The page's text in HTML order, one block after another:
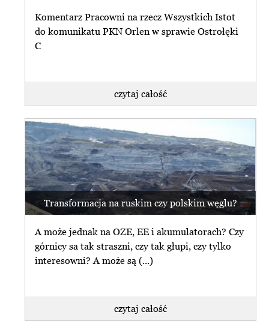
Komentarz Pracowni na rzecz Wszystkich Istot
do komunikatu PKN Orlen w sprawie Ostrołęki
C
czytaj całość
Transformacja na ruskim czy polskim węglu?
A może jednak na OZE, EE i akumulatorach? Czy
górnicy sa tak straszni, czy tak głupi, czy tylko
interesowni? A może są (...)
czytaj całość